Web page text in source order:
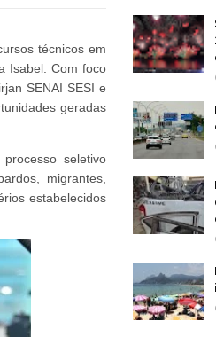
técnicos em
Isabel. Com foco
SENAI SESI e
geradas
seletivo
migrantes,
estabelecidos